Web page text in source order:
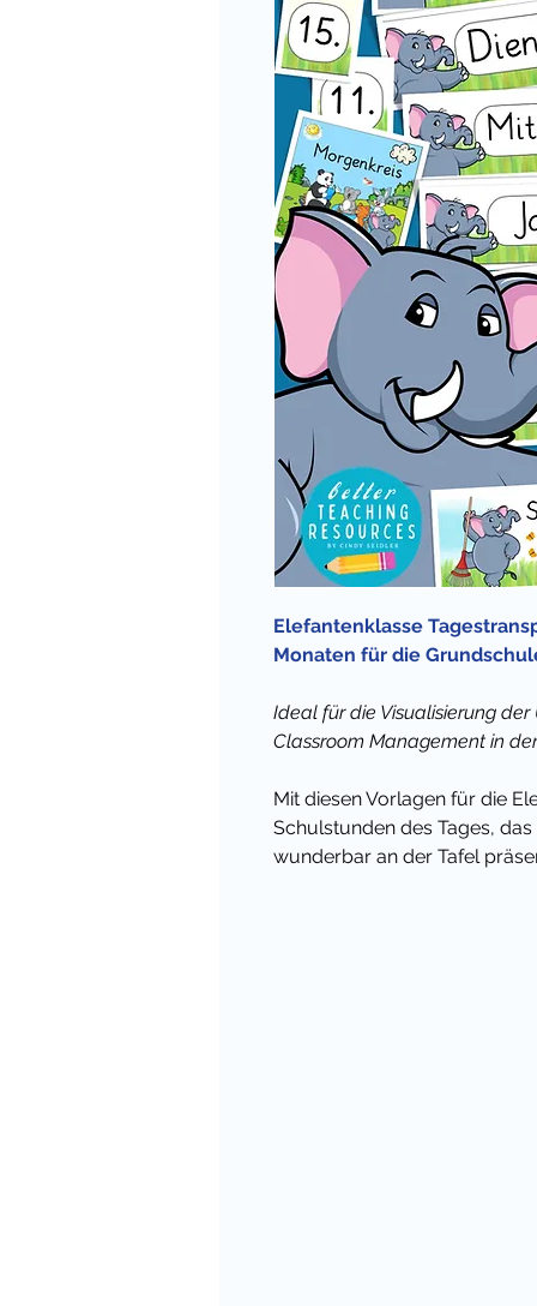
Elefantenklasse
Monaten für die
Ideal für die Visualisierung
Classroom Management in
Mit diesen Vorlagen für die
Schulstunden des Tages,
wunderbar an der Tafel